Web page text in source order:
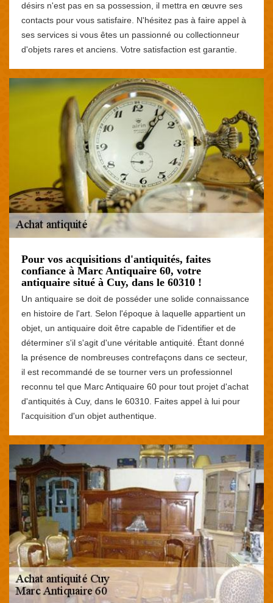
désirs n'est pas en sa possession, il mettra en œuvre ses
contacts pour vous satisfaire. N'hésitez pas à faire appel à
ses services si vous êtes un passionné ou collectionneur
d'objets rares et anciens. Votre satisfaction est garantie.
Pour vos acquisitions d'antiquités, faites
confiance à Marc Antiquaire 60, votre
antiquaire situé à Cuy, dans le 60310 !
Un antiquaire se doit de posséder une solide connaissance
en histoire de l'art. Selon l'époque à laquelle appartient un
objet, un antiquaire doit être capable de l'identifier et de
déterminer s'il s'agit d'une véritable antiquité. Étant donné
la présence de nombreuses contrefaçons dans ce secteur,
il est recommandé de se tourner vers un professionnel
reconnu tel que Marc Antiquaire 60 pour tout projet d'achat
d'antiquités à Cuy, dans le 60310. Faites appel à lui pour
l'acquisition d'un objet authentique.